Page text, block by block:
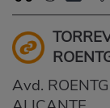
Avd.